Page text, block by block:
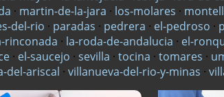
· martin-de-la-jara · los-molares ·
del-rio · paradas · pedrera · el-pedroso ·
rinconada · la-roda-de-andalucia · el-
· el-saucejo · sevilla · tocina · tomares ·
del-ariscal · villanueva-del-rio-y-minas ·